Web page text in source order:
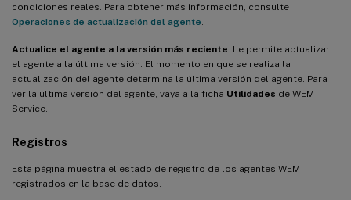
condiciones reales. Para obtener más información, consulte
Operaciones de actualización del agente
Actualice el agente a la versión más reciente . Le permite actualizar
el agente a la última versión. El momento en que se realiza la
actualización del agente determina la última versión del agente. Para
ver la última versión del agente, vaya a la ficha Utilidades de WEM
Service.
Registros
Esta página muestra el estado de registro de los agentes WEM
registrados en la base de datos.